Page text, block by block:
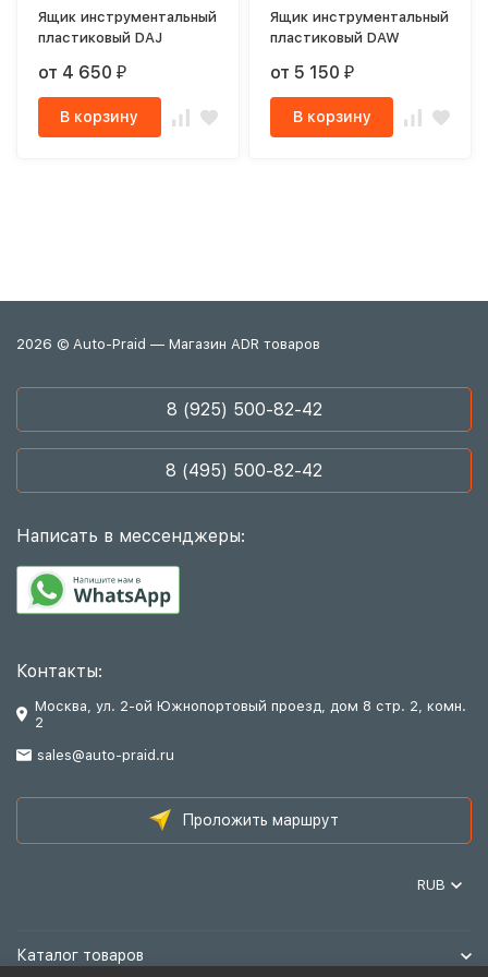
Ящик инструментальный
пластиковый DAJ
от 4 650₽
В корзину
Ящик инструментальный
пластиковый DAW
от 5 150₽
В корзину
2026 © Auto-Praid — Магазин ADR товаров
8 (925) 500-82-42
8 (495) 500-82-42
Написать в мессенджеры:
Контакты:
Москва, ул. 2-ой Южнопортовый проезд, дом 8 стр. 2, комн.
2
sales@auto-praid.ru
Проложить маршрут
RUB
Каталог товаров